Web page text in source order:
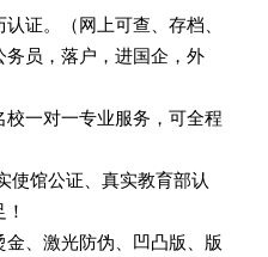
证。（网上可查、存档、
员，落户，进国企，外
一对一专业服务，可全程
馆公证、真实教育部认
、激光防伪、凹凸版、版